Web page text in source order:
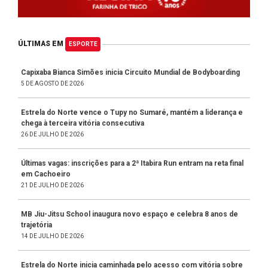
ÚLTIMAS EM ESPORTE
Capixaba Bianca Simões inicia Circuito Mundial de Bodyboarding
5 DE AGOSTO DE 2026
Estrela do Norte vence o Tupy no Sumaré, mantém a liderança e
chega à terceira vitória consecutiva
26 DE JULHO DE 2026
Últimas vagas: inscrições para a 2ª Itabira Run entram na reta final
em Cachoeiro
21 DE JULHO DE 2026
MB Jiu-Jitsu School inaugura novo espaço e celebra 8 anos de
trajetória
14 DE JULHO DE 2026
Estrela do Norte inicia caminhada pelo acesso com vitória sobre